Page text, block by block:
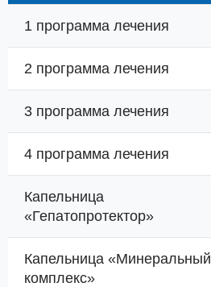
1 программа лечения
2 программа лечения
3 программа лечения
4 программа лечения
Капельница
«Гепатопротектор»
Капельница «Минеральный
комплекс»